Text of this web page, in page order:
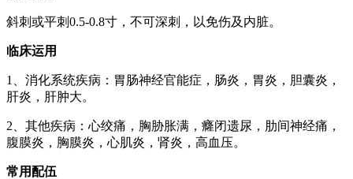
斜刺或平刺0.5-0.8寸，不可深刺，以免伤及内脏。
临床运用
1、消化系统疾病：胃肠神经官能症，肠炎，胃炎，胆囊炎，
肝炎，肝肿大。
2、其他疾病：心绞痛，胸胁胀满，癃闭遗尿，肋间神经痛，
腹膜炎，胸膜炎，心肌炎，肾炎，高血压。
常用配伍